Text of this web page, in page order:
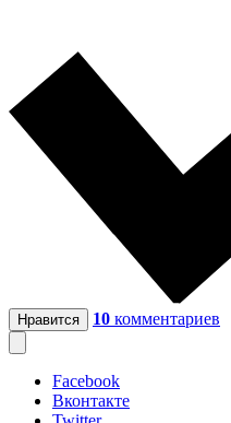
Нравится 10 комментариев
Facebook
Вконтакте